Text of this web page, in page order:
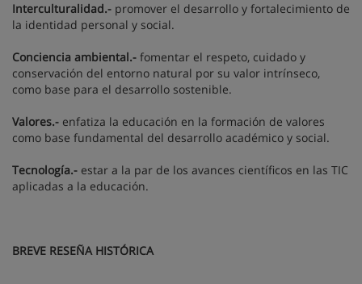
Interculturalidad.- promover el desarrollo y fortalecimiento de
la identidad personal y social.
Conciencia ambiental.- fomentar el respeto, cuidado y
conservación del entorno natural por su valor intrínseco,
como base para el desarrollo sostenible.
Valores.- enfatiza la educación en la formación de valores
como base fundamental del desarrollo académico y social.
Tecnología.- estar a la par de los avances científicos en las TIC
aplicadas a la educación.
BREVE RESEÑA HISTÓRICA